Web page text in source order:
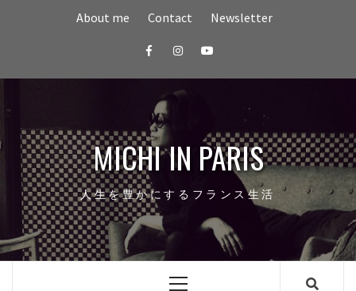
About me Contact Newsletter
FacebookInstagramyoutube
MICHI IN PARIS
人生を豊かにするフランス生活